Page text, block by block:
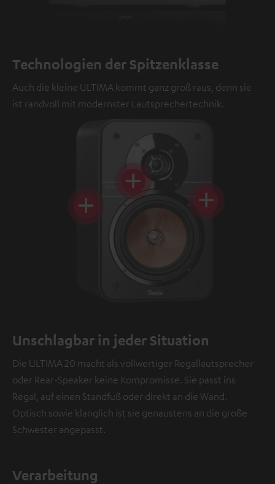
Technologien der Spitzenklasse
Auch die kleine ULTIMA kommt ganz groß raus, denn sie
ist randvoll mit modernster Lautsprechertechnik.
Unschlagbar in jeder Situation
Die ULTIMA 20 macht als vollwertiger Regallautsprecher
oder Rear-Speaker keine Kompromisse. Sie passt ins
Regal, auf einen Standfuß oder direkt an die Wand.
Optisch sowie klanglich ist sie genaustens an die große
Schwester angepasst.
Verarbeitung